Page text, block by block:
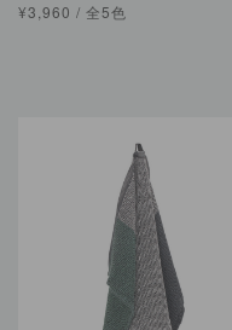
¥3,960 / 全5色